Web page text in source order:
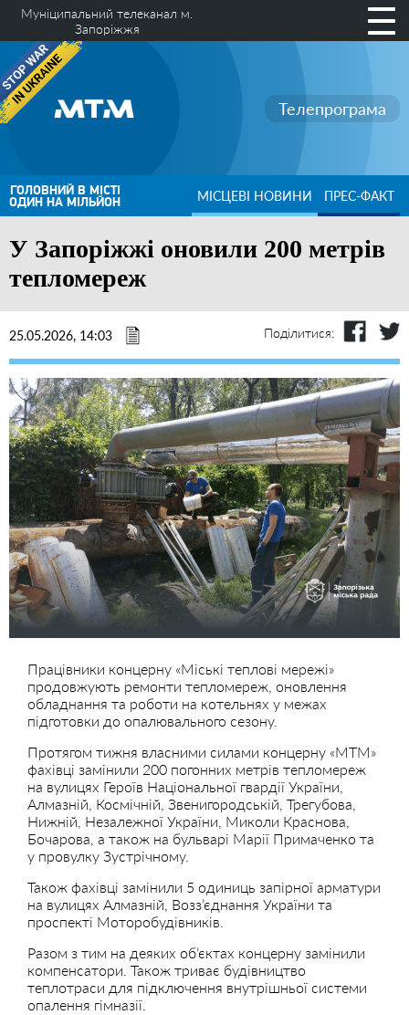
Муніципальний телеканал м.
Запоріжжя
Телепрограма
ГОЛОВНИЙ В МІСТІ
ОДИН НА МІЛЬЙОН МІСЦЕВІ НОВИНИ ПРЕС-ФАКТ
У Запоріжжі оновили 200 метрів
тепломереж
25.05.2026, 14:03 Поділитися:
Працівники концерну «Міські теплові мережі»
продовжують ремонти тепломереж, оновлення
обладнання та роботи на котельнях у межах
підготовки до опалювального сезону.
Протягом тижня власними силами концерну «МТМ»
фахівці замінили 200 погонних метрів тепломереж
на вулицях Героїв Національної гвардії України,
Алмазній, Космічній, Звенигородській, Трегубова,
Нижній, Незалежної України, Миколи Краснова,
Бочарова, а також на бульварі Марії Примаченко та
у провулку Зустрічному.
Також фахівці замінили 5 одиниць запірної арматури
на вулицях Алмазній, Возз’єднання України та
проспекті Моторобудівників.
Разом з тим на деяких об’єктах концерну замінили
компенсатори. Також триває будівництво
теплотраси для підключення внутрішньої системи
опалення гімназії.